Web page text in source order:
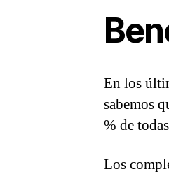
En los
sabemos
% de
Los